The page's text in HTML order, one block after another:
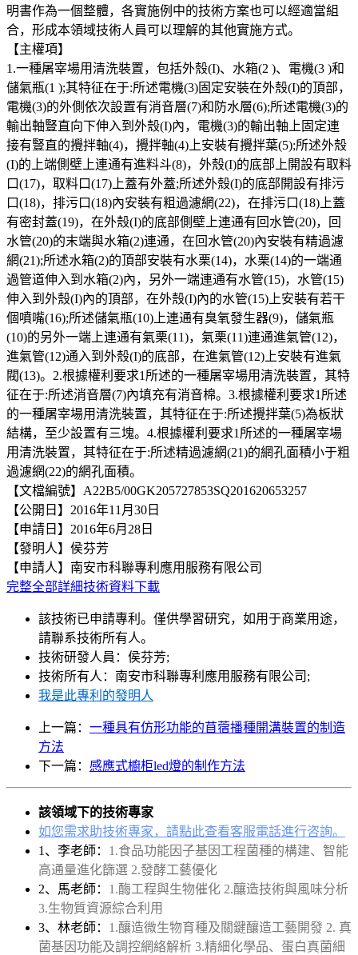
明書作為一個整體，各實施例中的技術方案也可以經適當組
合，形成本領域技術人員可以理解的其他實施方式。
【主權項】
1.一種屠宰場用清洗裝置，包括外殼(I)、水箱(2 )、電機(3 )和
儲氣瓶(1 );其特征在于:所述電機(3)固定安裝在外殼(I)的頂部，
電機(3)的外側依次設置有消音層(7)和防水層(6);所述電機(3)的
輸出軸豎直向下伸入到外殼(I)內，電機(3)的輸出軸上固定連
接有豎直的攪拌軸(4)，攪拌軸(4)上安裝有攪拌葉(5);所述外殼
(I)的上端側壁上連通有進料斗(8)，外殼(I)的底部上開設有取料
口(17)，取料口(17)上蓋有外蓋;所述外殼(I)的底部開設有排污
口(18)，排污口(18)內安裝有粗過濾網(22)，在排污口(18)上蓋
有密封蓋(19)，在外殼(I)的底部側壁上連通有回水管(20)，回
水管(20)的末端與水箱(2)連通，在回水管(20)內安裝有精過濾
網(21);所述水箱(2)的頂部安裝有水栗(14)，水栗(14)的一端通
過管道伸入到水箱(2)內，另外一端連通有水管(15)，水管(15)
伸入到外殼(I)內的頂部，在外殼(I)內的水管(15)上安裝有若干
個噴嘴(16);所述儲氣瓶(10)上連通有臭氧發生器(9)，儲氣瓶
(10)的另外一端上連通有氣栗(11)，氣栗(11)連通進氣管(12)，
進氣管(12)通入到外殼(I)的底部，在進氣管(12)上安裝有進氣
閥(13)。2.根據權利要求1所述的一種屠宰場用清洗裝置，其特
征在于:所述消音層(7)內填充有消音棉。3.根據權利要求1所述
的一種屠宰場用清洗裝置，其特征在于:所述攪拌葉(5)為板狀
結構，至少設置有三塊。4.根據權利要求1所述的一種屠宰場
用清洗裝置，其特征在于:所述精過濾網(21)的網孔面積小于粗
過濾網(22)的網孔面積。
【文檔編號】A22B5/00GK205727853SQ201620653257
【公開日】2016年11月30日
【申請日】2016年6月28日
【發明人】侯芬芳
【申請人】南安市科聯專利應用服務有限公司
完整全部詳細技術資料下載
該技術已申請專利。僅供學習研究，如用于商業用途，
請聯系技術所有人。
技術研發人員：侯芬芳;
技術所有人：南安市科聯專利應用服務有限公司;
我是此專利的發明人
上一篇： 一種具有仿形功能的苜蓿播種開溝裝置的制造
方法
下一篇： 感應式櫥柜led燈的制作方法
該領域下的技術專家
如您需求助技術專家，請點此查看客服電話進行咨詢。
1、李老師： 1.食品功能因子基因工程菌種的構建、智能
高通量進化篩選 2.發酵工藝優化
2、馬老師： 1.酶工程與生物催化 2.釀造技術與風味分析
3.生物質資源綜合利用
3、林老師： 1.釀造微生物育種及關鍵釀造工藝開發 2. 真
菌基因功能及調控網絡解析 3.精細化學品、蛋白真菌細